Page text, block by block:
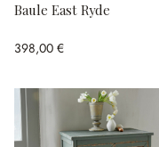
Baule East Ryde
398,00 €